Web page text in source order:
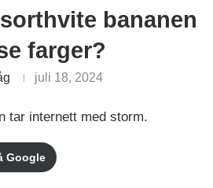
bananen
farger?
juli 18, 2024
tar internett med storm.
Google